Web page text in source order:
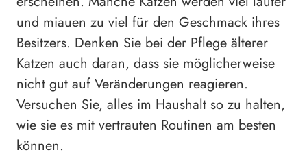
und miauen zu viel für den Geschmack ihres
Besitzers. Denken Sie bei der Pflege älterer
Katzen auch daran, dass sie möglicherweise
nicht gut auf Veränderungen reagieren.
Versuchen Sie, alles im Haushalt so zu halten,
wie sie es mit vertrauten Routinen am besten
können.